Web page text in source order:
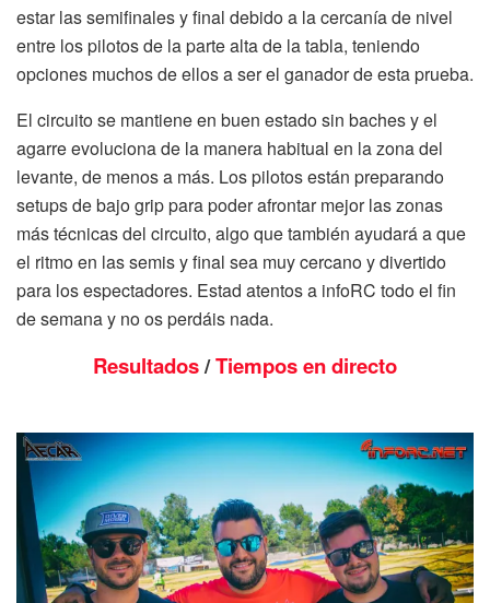
estar las semifinales y final debido a la cercanía de nivel
entre los pilotos de la parte alta de la tabla, teniendo
opciones muchos de ellos a ser el ganador de esta prueba.
El circuito se mantiene en buen estado sin baches y el
agarre evoluciona de la manera habitual en la zona del
levante, de menos a más. Los pilotos están preparando
setups de bajo grip para poder afrontar mejor las zonas
más técnicas del circuito, algo que también ayudará a que
el ritmo en las semis y final sea muy cercano y divertido
para los espectadores. Estad atentos a infoRC todo el fin
de semana y no os perdáis nada.
Resultados/Tiempos en directo